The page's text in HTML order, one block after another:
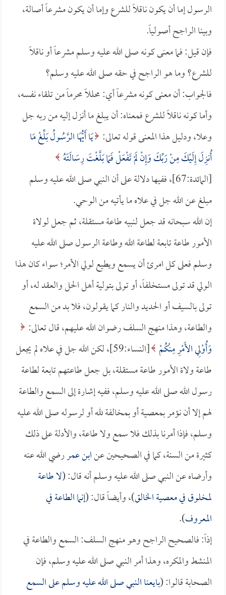
الرسول إما أن يكون ناقلاً للشرع وإما أن يكون مشرعاً أصالة،
وبينا الراجح أصولياً.
فإن قيل: فما معنى كونه صلى الله عليه وسلم مشرعاً أو ناقلاً
للشرع؟ وما هو الراجح في حقه صلى الله عليه وسلم؟
فالجواب: أن معنى كونه مشرعاً أي: محللاً محرماً من تلقاء نفسه،
وأما كونه ناقلاً للشرع فمعناه: أن يبلغ ما أنزل إليه من ربه جل
وعلا، ودليل هذا المعنى قوله تعالى: يَا أَيُّهَا الرَّسُولُ بَلِّغْ مَا
أُنزِلَ إِلَيْكَ مِنْ رَبِّكَ وَإِنْ لَمْ تَفْعَلْ فَمَا بَلَّغْتَ رِسَالَتَهُ
[المائدة:67]، ففيها دلالة على أن النبي صلى الله عليه وسلم
مبلغ عن الله جل في علاه ما يأتيه من الوحي.
إن الله سبحانه قد جعل لنبيه طاعة مستقلة، ثم جعل لولاة
الأمور طاعة تابعة لطاعة الله وطاعة الرسول صلى الله عليه
وسلم فعلى كل امرئ أن يسمع ويطيع لولي الأمر؛ سواء كان هذا
الولي قد تولى مستخلفاً، أو تولى بتولية أهل الحل والعقد له، أو
تولى بالسيف أو الحديد والنار كما يقولون، فلا بد من السمع
والطاعة، وهذا منهج السلف رضوان الله عليهم، قال تعالى:
وَأُوْلِي الأَمْرِ مِنْكُمْ
[النساء:59]، لكن الله جل في علاه لم يجعل
طاعة ولاة الأمور طاعة مستقلة، بل جعل طاعتهم تابعة لطاعة
رسول الله صلى الله عليه وسلم، ففيه إشارة إلى السمع والطاعة
لهم إلا أن نؤمر بمعصية أو بمخالفة لله أو لرسوله صلى الله عليه
وسلم، فإذا أمرنا بذلك فلا سمع ولا طاعة، والأدلة على ذلك
كثيرة من السنة، كما في الصحيحين عنابن عمررضي الله عنه
وأرضاه عن النبي صلى الله عليه وسلم أنه قال: (لا طاعة
لمخلوق في معصية الخالق)، وأيضاً قال: (إنما الطاعة في
المعروف).
إذاً: فالصحيح الراجح وهو منهج السلف: السمع والطاعة في
المنشط والمكره، وهذا أمر النبي صلى الله عليه وسلم، فإن
الصحابة قالوا: (بايعنا النبي صلى الله عليه وسلم على السمع